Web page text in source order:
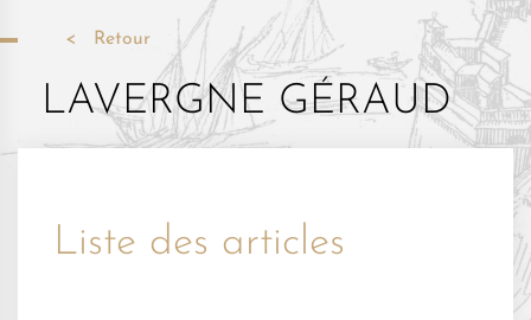
Retour
LAVERGNE GÉRAUD
Liste des articles